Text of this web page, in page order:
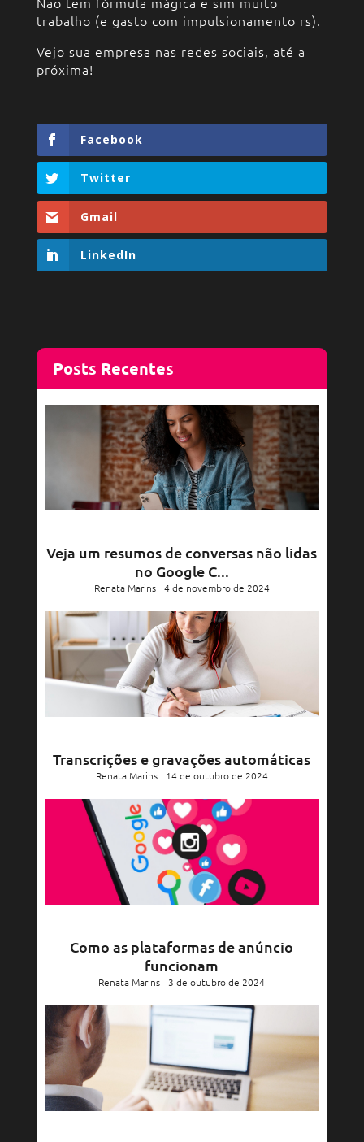
trabalho (e gasto com impulsionamento rs).
Vejo sua empresa nas redes sociais, até a
próxima!
Facebook
Twitter
Gmail
LinkedIn
Posts Recentes
Veja um resumos de conversas não lidas
no Google C...
Renata Marins 4 de novembro de 2024
Transcrições e gravações automáticas
Renata Marins 14 de outubro de 2024
Como as plataformas de anúncio
funcionam
Renata Marins 3 de outubro de 2024